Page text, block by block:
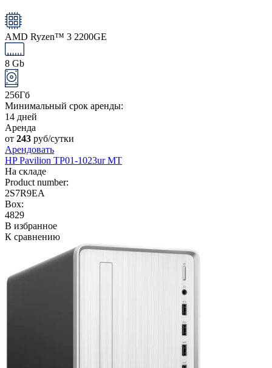
AMD Ryzen™ 3 2200GE
8 Gb
256Гб
Минимальный срок аренды:
14 дней
Аренда
от 243 руб/сутки
Арендовать
HP Pavilion TP01-1023ur MT
На складе
Product number:
2S7R9EA
Box:
4829
В избранное
К сравнению